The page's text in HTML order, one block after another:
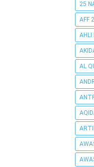
25
AFF
AHLI
AL